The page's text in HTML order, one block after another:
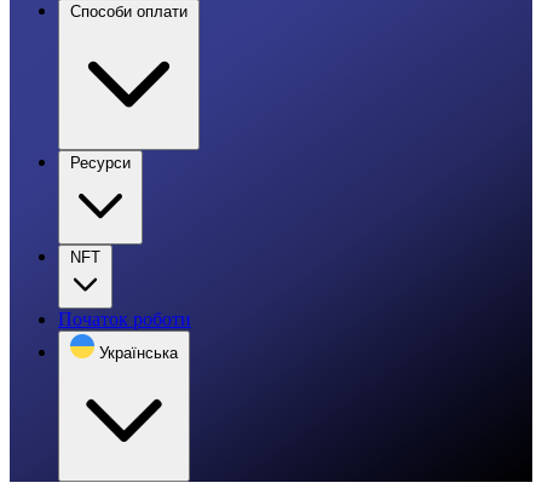
Способи оплати
Ресурси
NFT
Початок роботи
Українська